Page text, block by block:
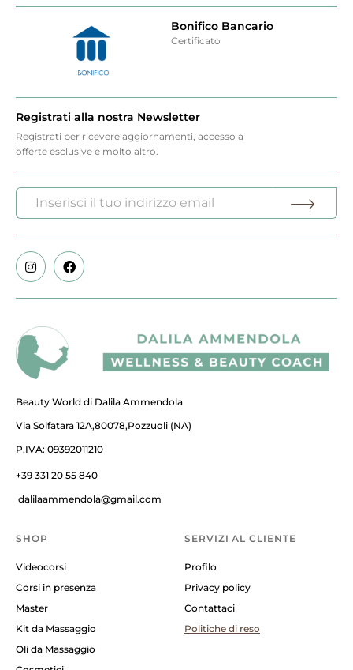
Bonifico Bancario
Certificato
Registrati alla nostra Newsletter
Registrati per ricevere aggiornamenti, accesso a
offerte esclusive e molto altro.
Beauty World di Dalila Ammendola
Via Solfatara 12A,80078,Pozzuoli (NA)
P.IVA: 09392011210
+39 331 20 55 840
dalilaammendola@gmail.com
SHOP
Videocorsi
Corsi in presenza
Master
Kit da Massaggio
Oli da Massaggio
SERVIZI AL CLIENTE
Profilo
Privacy policy
Contattaci
Politiche di reso